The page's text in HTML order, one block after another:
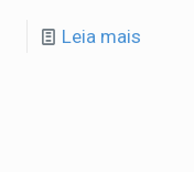
Leia mais